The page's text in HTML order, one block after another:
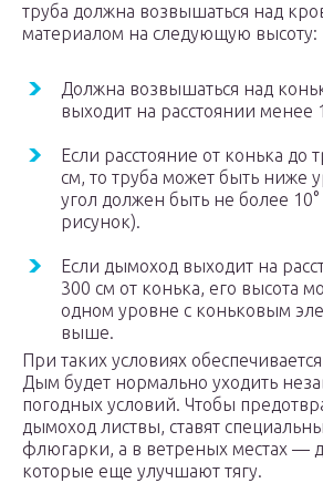
труба должна возвышаться над
материалом на следующую высоту:
Должна возвышаться над
выходит на расстоянии менее
Если расстояние от конька до
см, то труба может быть ниже
угол должен быть не более 10°
рисунок).
Если дымоход выходит на
300 см от конька, его высота
одном уровне с коньковым
выше.
При таких условиях
Дым будет нормально уходить
погодных условий. Чтобы
дымоход листвы, ставят
флюгарки, а в ветреных местах —
которые еще улучшают тягу.